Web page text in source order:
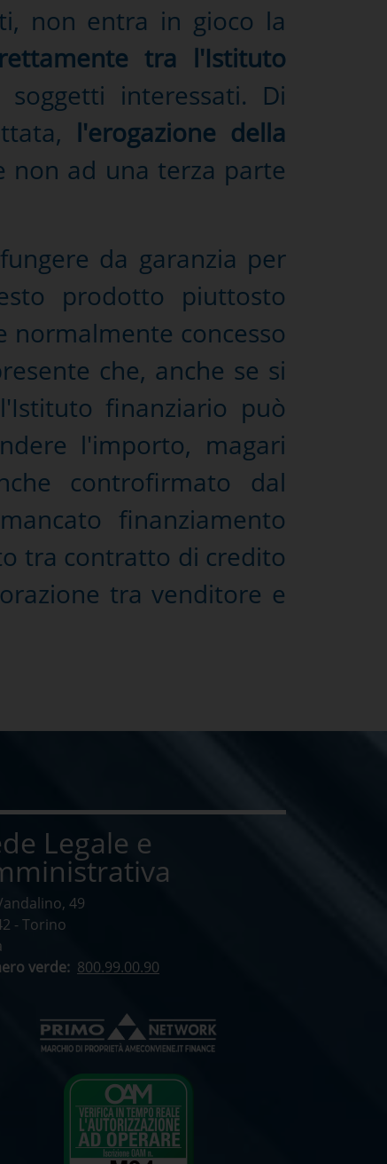
non entra in gioco la
tra l'Istituto
interessati. Di
l'erogazione della
non ad una terza parte
da garanzia per
prodotto piuttosto
concesso
che, anche se si
finanziario può
l'importo, magari
controfirmato dal
finanziamento
tra contratto di credito
tra venditore e
Legale e
49
- Torino
verde: 800.99.00.90